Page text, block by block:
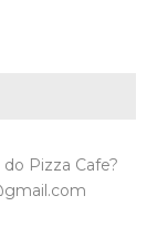
Pizza Cafe?